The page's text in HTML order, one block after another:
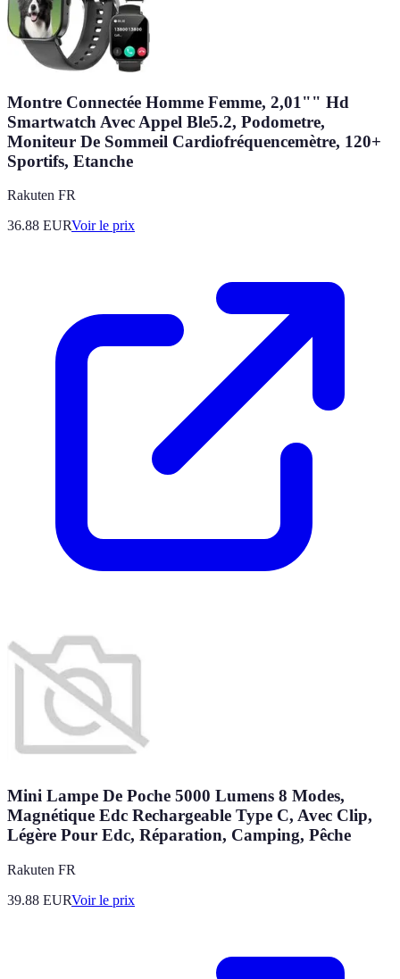
Montre Connectée Homme Femme, 2,01"" Hd
Smartwatch Avec Appel Ble5.2, Podometre,
Moniteur De Sommeil Cardiofréquencemètre, 120+
Sportifs, Etanche
Rakuten FR
36.88 EURVoir le prix
Mini Lampe De Poche 5000 Lumens 8 Modes,
Magnétique Edc Rechargeable Type C, Avec Clip,
Légère Pour Edc, Réparation, Camping, Pêche
Rakuten FR
39.88 EURVoir le prix